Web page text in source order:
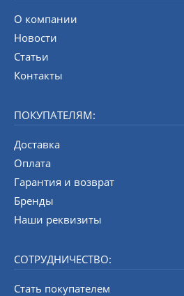
СОТРУДНИЧЕСТВО:
Стать покупателем
О компании
Новости
Статьи
Контакты
ПОКУПАТЕЛЯМ:
Доставка
Оплата
Гарантия и возврат
Бренды
Наши реквизиты